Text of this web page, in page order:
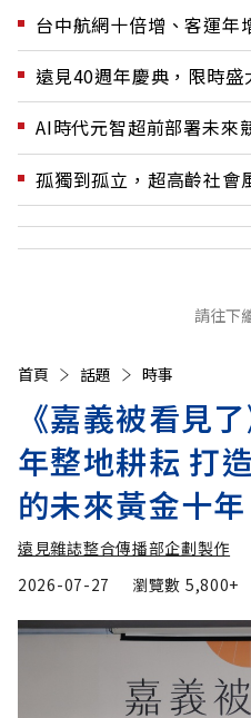
台中航網十倍增、客運年
遠見40週年慶典，限時盛
AI時代元智超前部署未來
孤獨到孤立，超高齡社會
請往下
首頁 話題 時事
《嘉義被看見
年整地耕耘 打
的未來黃金十年
遠見雜誌整合傳播部企劃製作
2026-07-27
瀏覽數 5,800+